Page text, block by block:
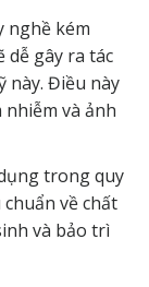
nghề kém
dễ gây ra tác
này. Điều này
và ảnh
trong quy
về chất
và bảo trì